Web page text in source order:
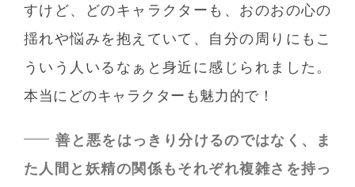
すけど、どのキャラクターも、おのおの心の
揺れや悩みを抱えていて、自分の周りにもこ
ういう人いるなぁと身近に感じられました。
本当にどのキャラクターも魅力的で！
善と悪をはっきり分けるのではなく、ま
た人間と妖精の関係もそれぞれ複雑さを持っ